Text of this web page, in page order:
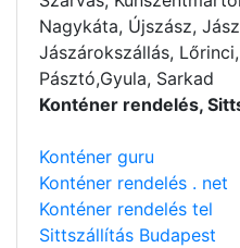
Nagykáta, Újszász,
Jászárokszállás,
Pásztó,Gyula, Sarkad
Konténer rendelés,
Konténer guru
Konténer rendelés . net
Konténer rendelés tel
Sittszállítás Budapest